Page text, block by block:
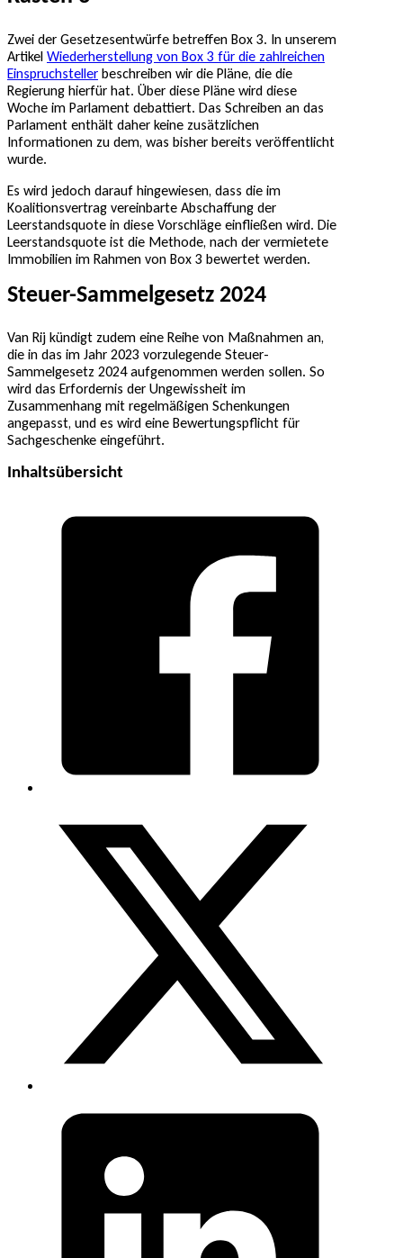
Zwei der Gesetzesentwürfe betreffen Box 3. In unserem
Artikel Wiederherstellung von Box 3 für die zahlreichen
Einspruchsteller beschreiben wir die Pläne, die die
Regierung hierfür hat. Über diese Pläne wird diese
Woche im Parlament debattiert. Das Schreiben an das
Parlament enthält daher keine zusätzlichen
Informationen zu dem, was bisher bereits veröffentlicht
wurde.
Es wird jedoch darauf hingewiesen, dass die im
Koalitionsvertrag vereinbarte Abschaffung der
Leerstandsquote in diese Vorschläge einfließen wird. Die
Leerstandsquote ist die Methode, nach der vermietete
Immobilien im Rahmen von Box 3 bewertet werden.
Steuer-Sammelgesetz 2024
Van Rij kündigt zudem eine Reihe von Maßnahmen an,
die in das im Jahr 2023 vorzulegende Steuer-
Sammelgesetz 2024 aufgenommen werden sollen. So
wird das Erfordernis der Ungewissheit im
Zusammenhang mit regelmäßigen Schenkungen
angepasst, und es wird eine Bewertungspflicht für
Sachgeschenke eingeführt.
Inhaltsübersicht